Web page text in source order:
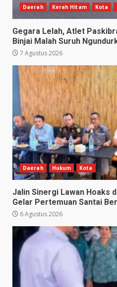
Daerah Kerah Hitam Kota
Gegara Lelah, Atlet
Binjai Malah Suruh
7 Agustus 2026
Daerah Hukum Kota
Jalin Sinergi Lawan Hoaks
Gelar Pertemuan Santai
6 Agustus 2026